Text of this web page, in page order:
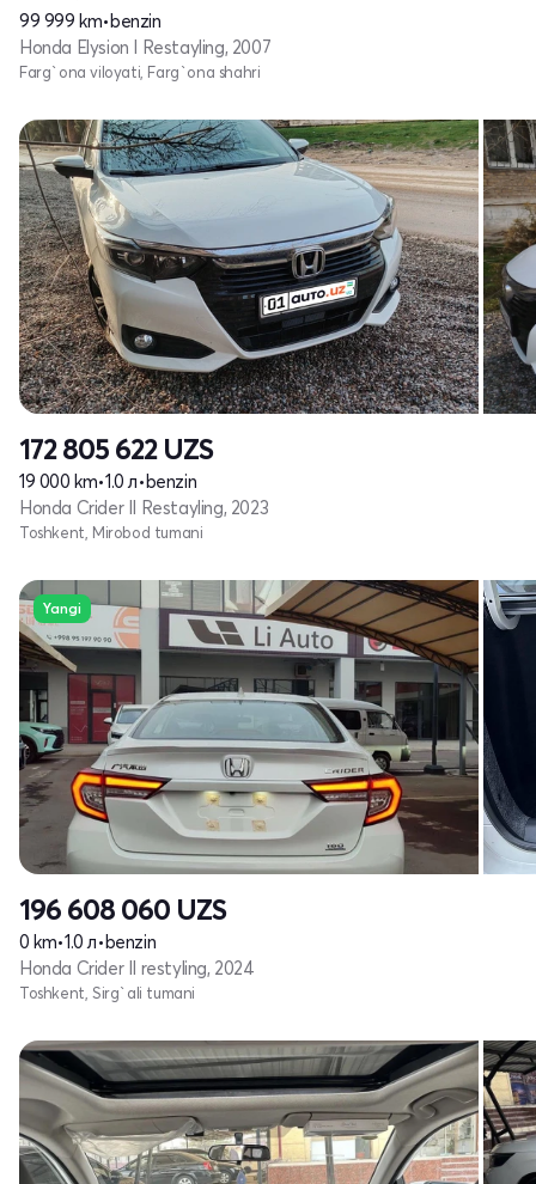
99 999 km•benzin
Honda Elysion I Restayling, 2007
Farg`ona viloyati, Farg`ona shahri
172 805 622 UZS
19 000 km•1.0 л•benzin
Honda Crider II Restayling, 2023
Toshkent, Mirobod tumani
Yangi
196 608 060 UZS
0 km•1.0 л•benzin
Honda Crider II restyling, 2024
Toshkent, Sirg`ali tumani